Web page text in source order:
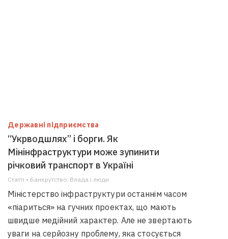
Державні підприємства
“Укрводшлях” і борги. Як
Мінінфраструктури може зупинити
річковий транспорт в Україні
Статті • Банкрутство; Влада i люди
Міністерство інфраструктури останнім часом
«піариться» на гучних проектах, що мають
швидше медійний характер. Але не звертають
уваги на серйозну проблему, яка стосується